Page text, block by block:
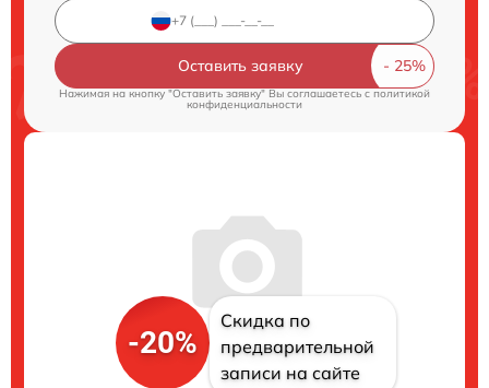
Оставить заявку
Нажимая на кнопку "Оставить заявку" Вы соглашаетесь cполитикой
конфиденциальности
-20%
Скидка по
предварительной
записи на сайте